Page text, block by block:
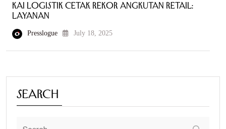
KAI Logistik Cetak Rekor Angkutan Retail:
Layanan
Presslogue July 18, 2025
Search